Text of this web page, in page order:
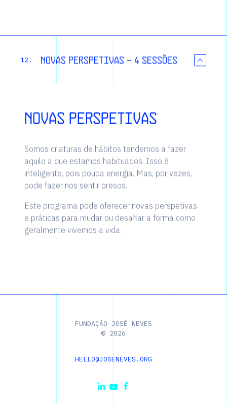
12. Novas perspetivas - 4 sessões
Novas perspetivas
Somos criaturas de hábitos tendemos a fazer
aquilo a que estamos habituados. Isso é
inteligente, pois poupa energia. Mas, por vezes,
pode fazer nos sentir presos.
Este programa pode oferecer novas perspetivas
e práticas para mudar ou desafiar a forma como
geralmente vivemos a vida.
FUNDAÇÃO JOSÉ NEVES
© 2026
HELLO@JOSENEVES.ORG